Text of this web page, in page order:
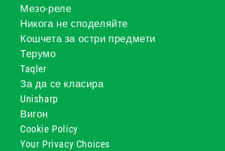
Мезо-реле
Никога не споделяйте
Кошчета за остри предмети
Терумо
Taqler
За да се класира
Unisharp
Вигон
Cookie Policy
Your Privacy Choices